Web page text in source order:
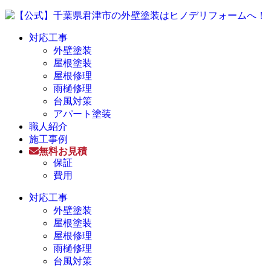
対応工事
外壁塗装
屋根塗装
屋根修理
雨樋修理
台風対策
アパート塗装
職人紹介
施工事例
無料お見積
保証
費用
対応工事
外壁塗装
屋根塗装
屋根修理
雨樋修理
台風対策